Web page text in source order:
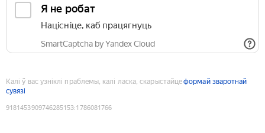
Я не робат
Націсніце, каб працягнуць
SmartCaptcha by Yandex Cloud
Калі ў вас узніклі праблемы, калі ласка, скарыстайцеформай зваротнай
сувязі
9181453909746285153:1786081766